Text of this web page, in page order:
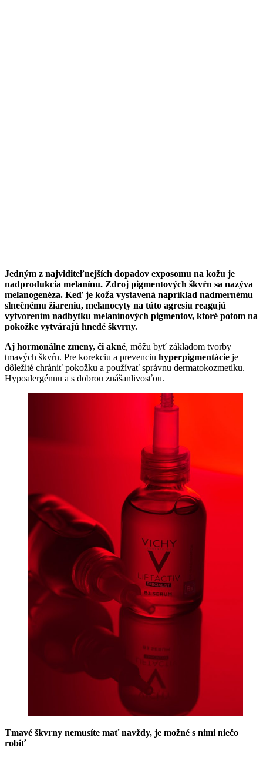
Jedným z najviditeľnejších dopadov exposomu na kožu je
nadprodukcia melanínu. Zdroj pigmentových škvŕn sa nazýva
melanogenéza. Keď je koža vystavená napríklad nadmernému
slnečnému žiareniu, melanocyty na túto agresiu reagujú
vytvorením nadbytku melanínových pigmentov, ktoré potom na
pokožke vytvárajú hnedé škvrny.
Aj hormonálne zmeny, či akné, môžu byť základom tvorby
tmavých škvŕn. Pre korekciu a prevenciu hyperpigmentácie je
dôležité chrániť pokožku a používať správnu dermatokozmetiku.
Hypoalergénnu a s dobrou znášanlivosťou.
Tmavé škvrny nemusíte mať navždy, je možné s nimi niečo
robiť